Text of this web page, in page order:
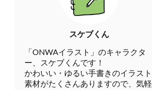
スケブくん
「ONWAイラスト」のキャラクタ
ー、スケブくんです！
かわいい・ゆるい手書きのイラスト
素材がたくさんありますので、気軽